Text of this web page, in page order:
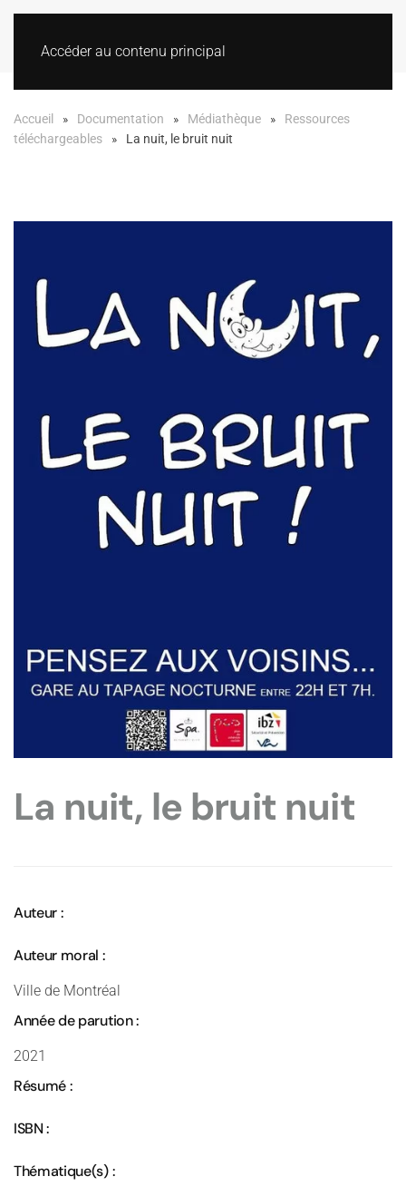
Accéder au contenu principal
Accueil Documentation Médiathèque
Ressources
téléchargeables
La nuit, le bruit nuit
La nuit, le bruit nuit
Auteur :
Auteur moral :
Ville de Montréal
Année de parution :
2021
Résumé :
ISBN :
Thématique(s) :